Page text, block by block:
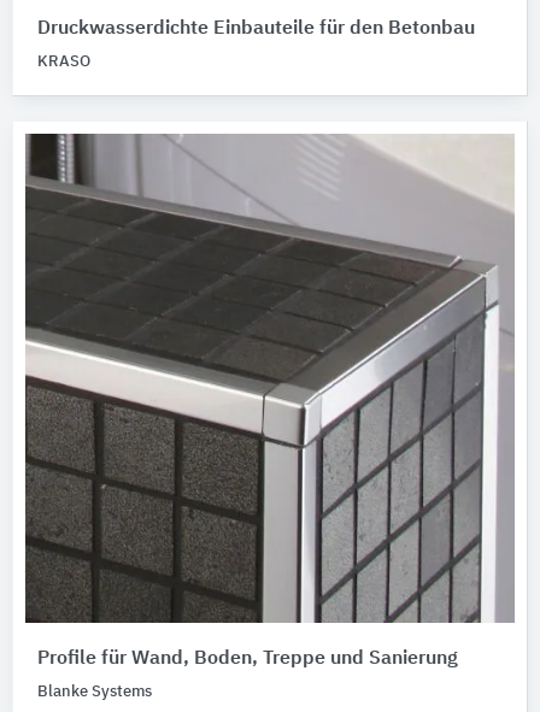
Druckwasserdichte Einbauteile für den Betonbau
KRASO
Profile für Wand, Boden, Treppe und Sanierung
Blanke Systems